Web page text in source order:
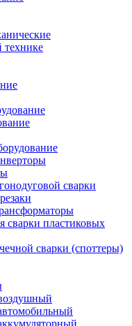
технике
сварки
сварки пластиковых
сварки (споттеры)